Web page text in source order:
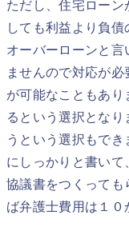
ただし、住宅ロー
しても利益より負
オーバーローンと
ませんので対応が
が可能なこともあ
るという選択とな
うという選択もで
にしっかりと書いて
協議書をつくっても
ば弁護士費用は１０